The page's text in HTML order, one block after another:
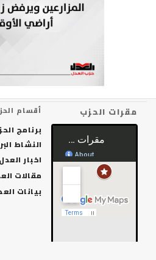
الحزب أقسام الحزب
برنامج الحزب
النشاط البرلماني
اخبار العدل
مقالات العدل
بيانات العدل